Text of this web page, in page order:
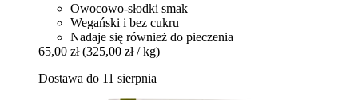
Owocowo-słodki smak
Wegański i bez cukru
Nadaje się również do pieczenia
65,00 zł (325,00 zł / kg)
Dostawa do 11 sierpnia